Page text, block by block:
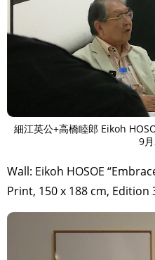
細江英公+高橋睦郎 Eikoh
9
Wall: Eikoh HOSOE
Print, 150 x 188 cm, Edition